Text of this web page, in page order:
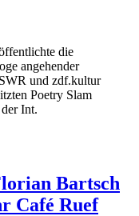
die
angehender
und zdf.kultur
Poetry Slam
Int.
Bartsch
Café Ruef